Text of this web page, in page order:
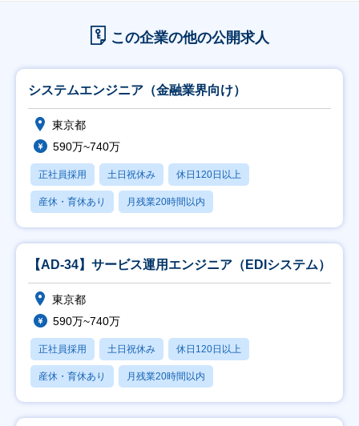
この企業の他の公開求人
システムエンジニア（金融業界向け）
東京都
590万~740万
正社員採用 土日祝休み 休日120日以上
産休・育休あり 月残業20時間以内
【AD-34】サービス運用エンジニア（EDIシステム）
東京都
590万~740万
正社員採用 土日祝休み 休日120日以上
産休・育休あり 月残業20時間以内